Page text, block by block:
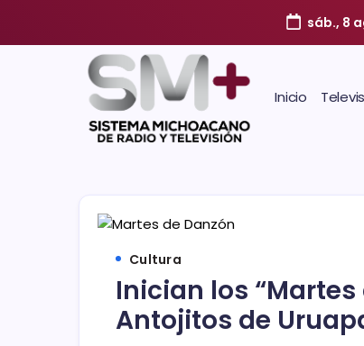
sáb., 8
Inicio
Cultura
Inician los “Martes
Antojitos de